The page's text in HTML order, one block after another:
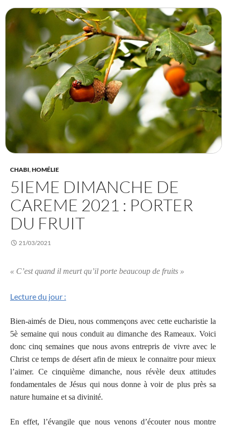
CHABI,HOMÉLIE
5IEME DIMANCHE DE
CAREME 2021 : PORTER
DU FRUIT
21/03/2021
« C’est quand il meurt qu’il porte beaucoup de fruits »
Lecture du jour :
Bien-aimés de Dieu, nous commençons avec cette eucharistie la
5è semaine qui nous conduit au dimanche des Rameaux. Voici
donc cinq semaines que nous avons entrepris de vivre avec le
Christ ce temps de désert afin de mieux le connaitre pour mieux
l’aimer. Ce cinquième dimanche, nous révèle deux attitudes
fondamentales de Jésus qui nous donne à voir de plus près sa
nature humaine et sa divinité.
En effet, l’évangile que nous venons d’écouter nous montre